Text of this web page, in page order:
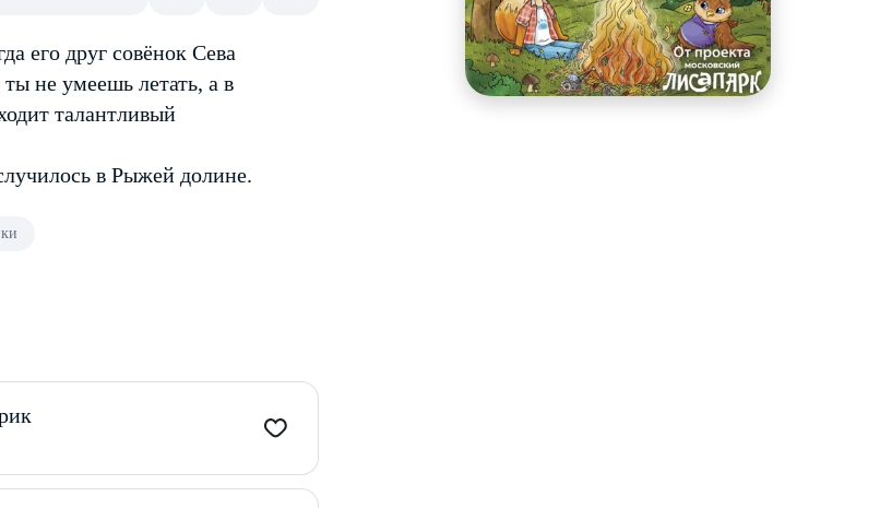
его друг совёнок Сева
не умеешь летать, а в
талантливый
в Рыжей долине.